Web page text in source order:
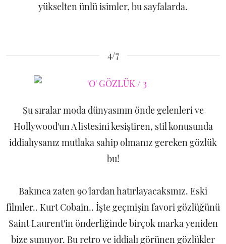
yükselten ünlü isimler, bu sayfalarda.
4/7
Şu sıralar moda dünyasının önde gelenleri ve
Hollywood'un A listesini kesiştiren, stil konusunda
iddialıysanız mutlaka sahip olmanız gereken gözlük
bu!
Bakınca zaten 90'lardan hatırlayacaksınız. Eski
filmler.. Kurt Cobain.. İşte geçmişin favori gözlüğünü
Saint Laurent'in önderliğinde birçok marka yeniden
bize sunuyor. Bu retro ve iddialı görünen gözlükler